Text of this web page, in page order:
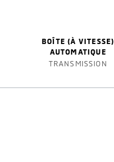
BOÎTE (À VITESSE)
AUTOMATIQUE
TRANSMISSION